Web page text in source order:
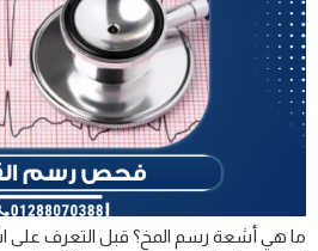
ما هي أشعة رسم المخ؟ قبل التعرف على